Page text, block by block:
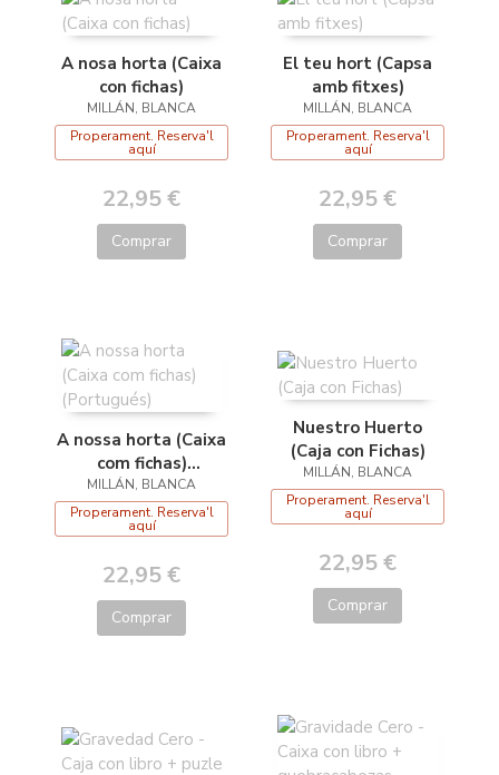
A nosa horta (Caixa
con fichas)
MILLÁN, BLANCA
Properament. Reserva'l
aquí
22,95 €
Comprar
El teu hort (Capsa
amb fitxes)
MILLÁN, BLANCA
Properament. Reserva'l
aquí
22,95 €
Comprar
A nossa horta (Caixa
com fichas)
(Portugués)
MILLÁN, BLANCA
Properament. Reserva'l
aquí
22,95 €
Comprar
Nuestro Huerto
(Caja con Fichas)
MILLÁN, BLANCA
Properament. Reserva'l
aquí
22,95 €
Comprar